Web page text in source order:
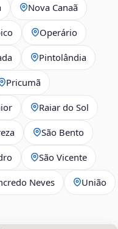
Nova Canaã
Operário
Pintolândia
Pricumã
Raiar do Sol
São Bento
São Vicente
Neves União